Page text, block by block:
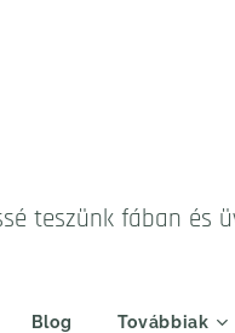
teszünk fában és
Blog Továbbiak